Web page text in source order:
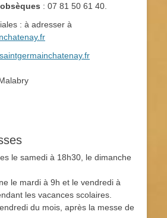
obsèques : 07 81 50 61 40.
: à adresser à
le samedi à 18h30, le dimanche
le mardi à 9h et le vendredi à
les vacances scolaires.
du mois, après la messe de